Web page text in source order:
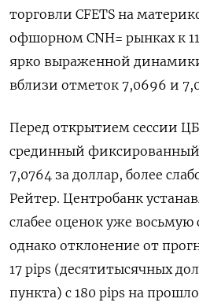
торговли CFETS на
офшорном CNH= рынках к
ярко выраженной
вблизи отметок 7,0696​ и
Перед открытием сессии
срединный фиксированный
7,0764 за доллар, более
Рейтер. Центробанк
слабее оценок уже восьмую
однако отклонение от
17 pips (десятитысячных
пункта) с 180 pips на